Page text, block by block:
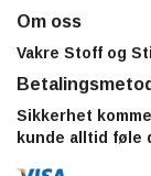
Om oss
Vakre Stoff og
Sikkerhet
kunde alltid føle